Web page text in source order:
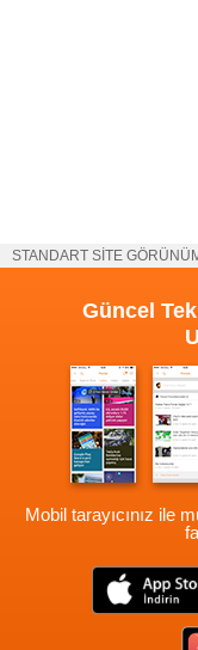
STANDART SİTE
Güncel
Mobil tarayıcınız ile